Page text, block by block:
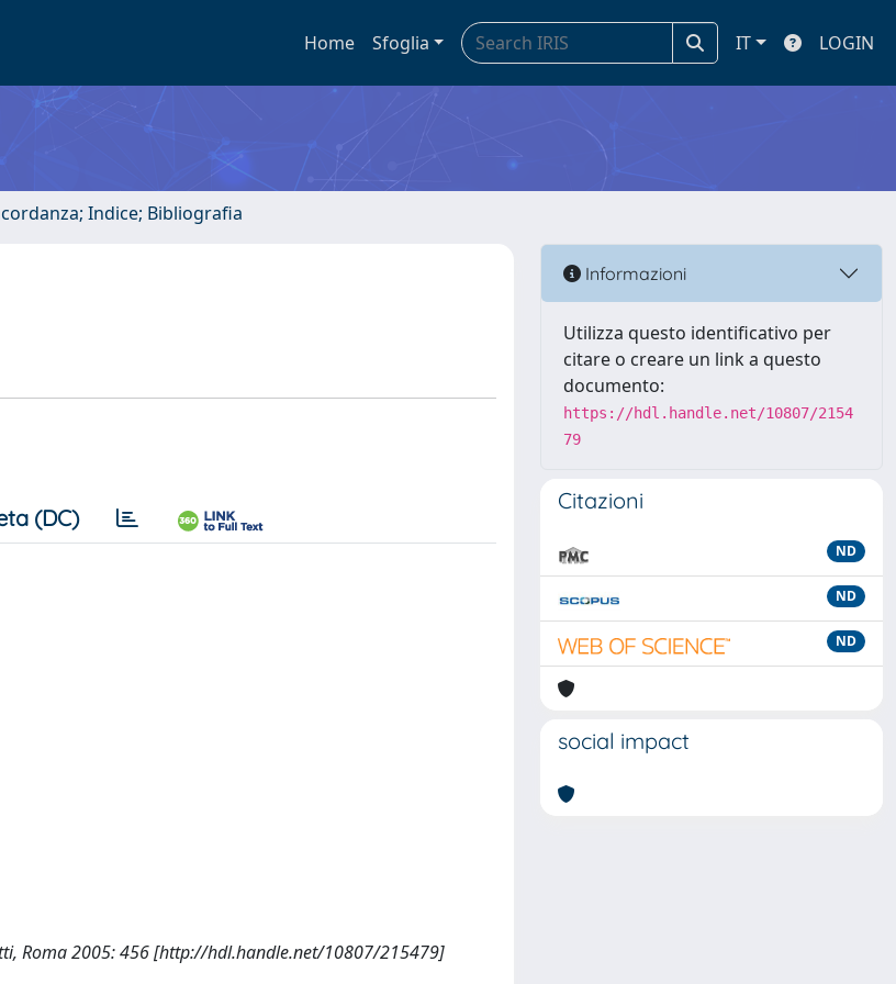
Home Sfoglia IT LOGIN
Indice; Bibliografia
(DC)
Roma 2005: 456 [http://hdl.handle.net/10807/215479]
Informazioni
Utilizza questo identificativo per
citare o creare un link a questo
documento:
https://hdl.handle.net/10807/2154
79
Citazioni
ND
ND
ND
social impact